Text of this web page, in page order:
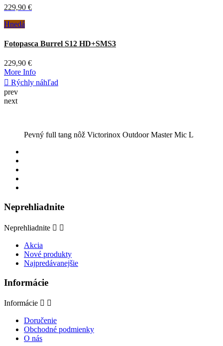
prev
next
Pevný full tang nôž Victorinox Outdoor Master Mic L
Neprehliadnite
Neprehliadnite  
Akcia
Nové produkty
Najpredávanejšie
Informácie
Informácie  
Doručenie
Obchodné podmienky
O nás